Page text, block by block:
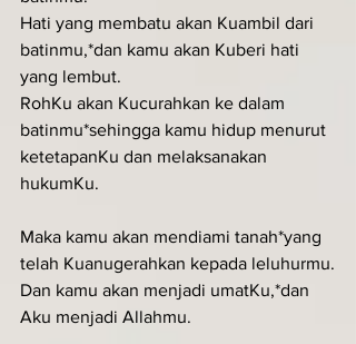
Hati yang membatu akan Kuambil dari
batinmu,*dan kamu akan Kuberi hati
yang lembut.
RohKu akan Kucurahkan ke dalam
batinmu*sehingga kamu hidup menurut
ketetapanKu dan melaksanakan
hukumKu.
Maka kamu akan mendiami tanah*yang
telah Kuanugerahkan kepada leluhurmu.
Dan kamu akan menjadi umatKu,*dan
Aku menjadi Allahmu.